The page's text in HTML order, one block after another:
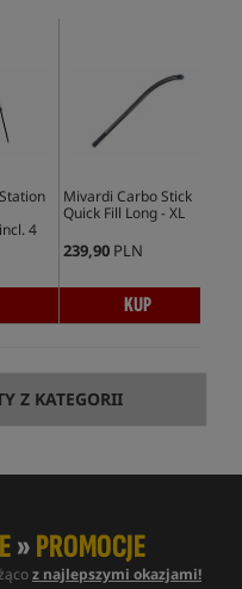
4
Mivardi Carbo Stick
Quick Fill Long - XL
239,90 PLN
KUP
Z KATEGORII
»PROMOCJE
z najlepszymi okazjami!